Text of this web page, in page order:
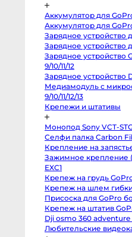
Аккумулятор для
Аккумулятор для
Зарядное устройство
Зарядное устройство
Зарядное устройство
Hero 9/10/11/12
Зарядное устройство
Медиамодуль с
9/10/11/12/13
Крепежи и штативы
Монопод Sony VCT-
Селфи палка Carbon
Крепление на
Зажимное крепление
EXC1
Крепеж на грудь
Крепеж на шлем
Присоска для GoPro
Крепеж на штатив
Dji osmo 360
Любительские